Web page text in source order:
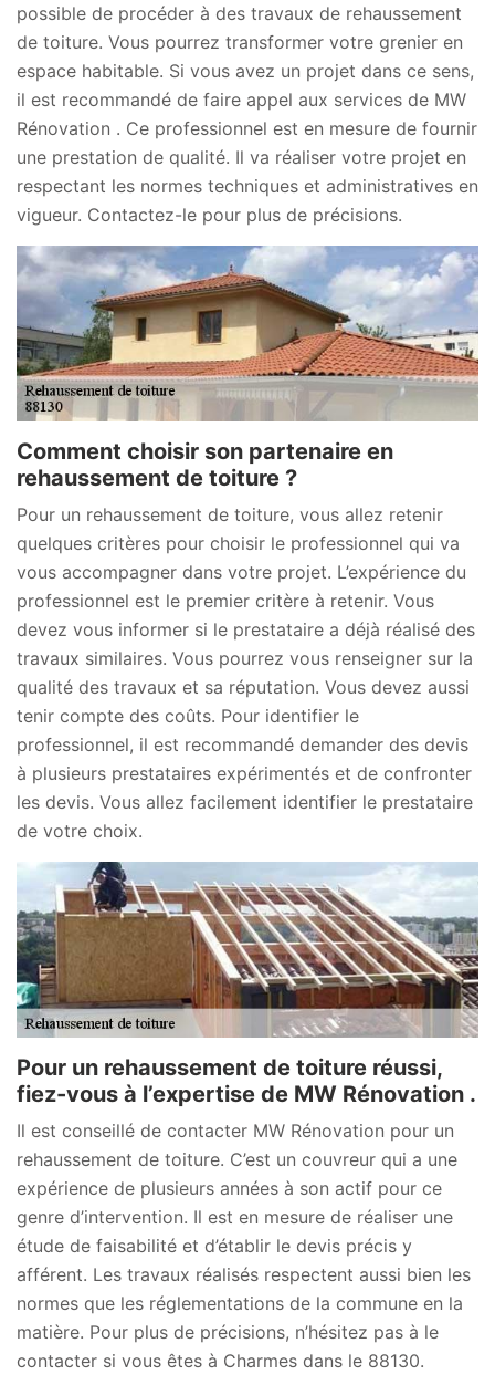
possible de procéder à des travaux de rehaussement
de toiture. Vous pourrez transformer votre grenier en
espace habitable. Si vous avez un projet dans ce sens,
il est recommandé de faire appel aux services de MW
Rénovation . Ce professionnel est en mesure de fournir
une prestation de qualité. Il va réaliser votre projet en
respectant les normes techniques et administratives en
vigueur. Contactez-le pour plus de précisions.
Comment choisir son partenaire en
rehaussement de toiture ?
Pour un rehaussement de toiture, vous allez retenir
quelques critères pour choisir le professionnel qui va
vous accompagner dans votre projet. L’expérience du
professionnel est le premier critère à retenir. Vous
devez vous informer si le prestataire a déjà réalisé des
travaux similaires. Vous pourrez vous renseigner sur la
qualité des travaux et sa réputation. Vous devez aussi
tenir compte des coûts. Pour identifier le
professionnel, il est recommandé demander des devis
à plusieurs prestataires expérimentés et de confronter
les devis. Vous allez facilement identifier le prestataire
de votre choix.
Pour un rehaussement de toiture réussi,
fiez-vous à l’expertise de MW Rénovation .
Il est conseillé de contacter MW Rénovation pour un
rehaussement de toiture. C’est un couvreur qui a une
expérience de plusieurs années à son actif pour ce
genre d’intervention. Il est en mesure de réaliser une
étude de faisabilité et d’établir le devis précis y
afférent. Les travaux réalisés respectent aussi bien les
normes que les réglementations de la commune en la
matière. Pour plus de précisions, n’hésitez pas à le
contacter si vous êtes à Charmes dans le 88130.